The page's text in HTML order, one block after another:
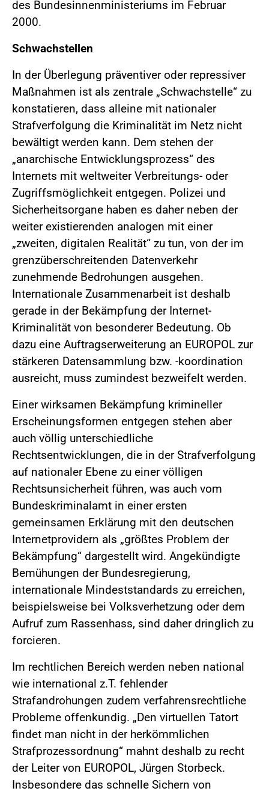
des Bundesinnenministeriums im Februar
2000.
Schwachstellen
In der Überlegung präventiver oder repressiver
Maßnahmen ist als zentrale „Schwachstelle“ zu
konstatieren, dass alleine mit nationaler
Strafverfolgung die Kriminalität im Netz nicht
bewältigt werden kann. Dem stehen der
„anarchische Entwicklungsprozess“ des
Internets mit weltweiter Verbreitungs- oder
Zugriffsmöglichkeit entgegen. Polizei und
Sicherheitsorgane haben es daher neben der
weiter existierenden analogen mit einer
„zweiten, digitalen Realität“ zu tun, von der im
grenzüberschreitenden Datenverkehr
zunehmende Bedrohungen ausgehen.
Internationale Zusammenarbeit ist deshalb
gerade in der Bekämpfung der Internet-
Kriminalität von besonderer Bedeutung. Ob
dazu eine Auftragserweiterung an EUROPOL zur
stärkeren Datensammlung bzw. -koordination
ausreicht, muss zumindest bezweifelt werden.
Einer wirksamen Bekämpfung krimineller
Erscheinungsformen entgegen stehen aber
auch völlig unterschiedliche
Rechtsentwicklungen, die in der Strafverfolgung
auf nationaler Ebene zu einer völligen
Rechtsunsicherheit führen, was auch vom
Bundeskriminalamt in einer ersten
gemeinsamen Erklärung mit den deutschen
Internetprovidern als „größtes Problem der
Bekämpfung“ dargestellt wird. Angekündigte
Bemühungen der Bundesregierung,
internationale Mindeststandards zu erreichen,
beispielsweise bei Volksverhetzung oder dem
Aufruf zum Rassenhass, sind daher dringlich zu
forcieren.
Im rechtlichen Bereich werden neben national
wie international z.T. fehlender
Strafandrohungen zudem verfahrensrechtliche
Probleme offenkundig. „Den virtuellen Tatort
findet man nicht in der herkömmlichen
Strafprozessordnung“ mahnt deshalb zu recht
der Leiter von EUROPOL, Jürgen Storbeck.
Insbesondere das schnelle Sichern von